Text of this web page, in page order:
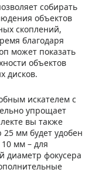
собирать
объектов
скоплений,
благодаря
может показать
объектов
дисков.
искателем с
упрощает
вы также
мм будет удобен
мм – для
диаметр фокусера